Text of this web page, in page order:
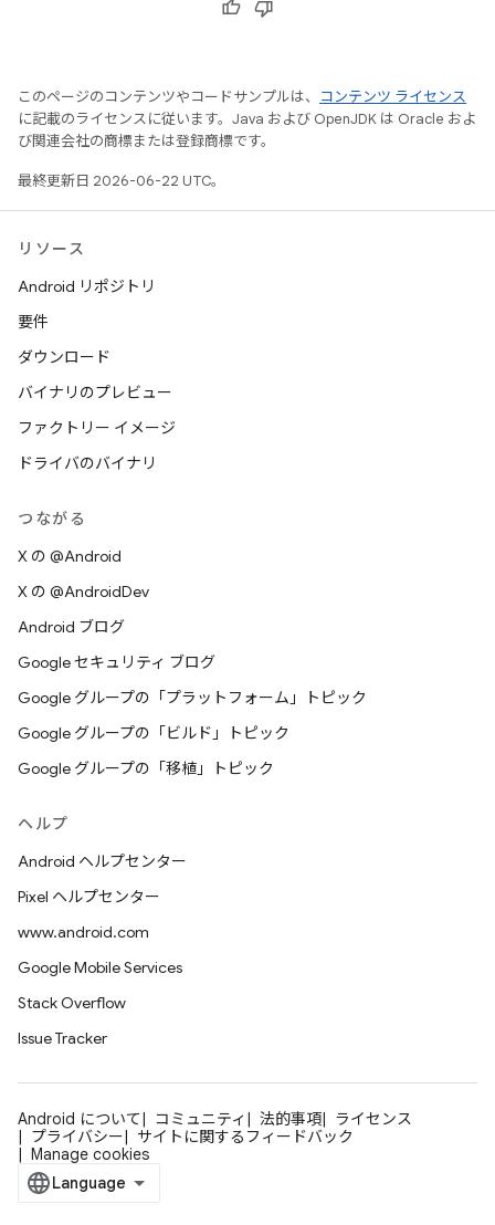
このページのコンテンツやコードサンプルは、
コンテンツ ライセンス
に記載のライセンスに従います。Java および OpenJDK は Oracle およ
び関連会社の商標または登録商標です。
最終更新日 2026-06-22 UTC。
リソース
Android リポジトリ
要件
ダウンロード
バイナリのプレビュー
ファクトリー イメージ
ドライバのバイナリ
つながる
X の @Android
X の @AndroidDev
Android ブログ
Google セキュリティ ブログ
Google グループの「プラットフォーム」トピック
Google グループの「ビルド」トピック
Google グループの「移植」トピック
ヘルプ
Android ヘルプセンター
Pixel ヘルプセンター
www.android.com
Google Mobile Services
Stack Overflow
Issue Tracker
Android について コミュニティ 法的事項
ライセンス
プライバシー
サイトに関するフィードバック
Manage cookies